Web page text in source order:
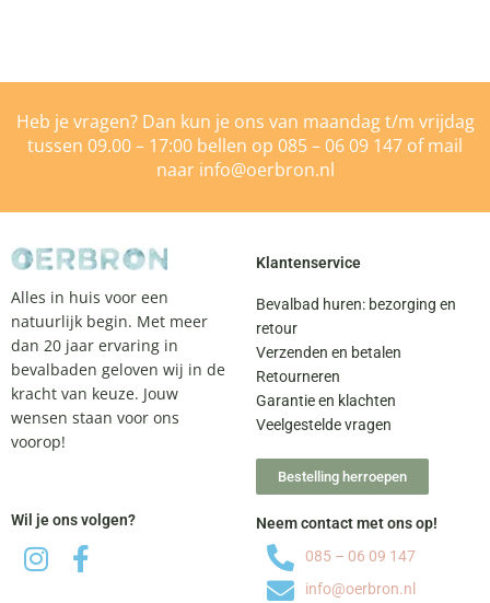
Heb je vragen? Dan kun je ons van maandag t/m vrijdag
tussen 09.00 – 17:00 bellen op 085 – 06 09 147 of mail
naar info@oerbron.nl
Alles in huis voor een
natuurlijk begin. Met meer
dan 20 jaar ervaring in
bevalbaden geloven wij in de
kracht van keuze. Jouw
wensen staan voor ons
voorop!
Wil je ons volgen?
Klantenservice
Bevalbad huren: bezorging en
retour
Verzenden en betalen
Retourneren
Garantie en klachten
Veelgestelde vragen
Bestelling herroepen
Neem contact met ons op!
085 – 06 09 147
info@oerbron.nl